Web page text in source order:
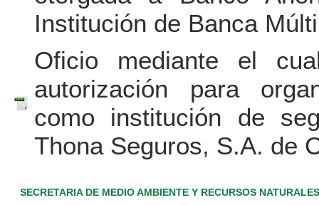
Institución de Banca
Oficio mediante el
autorización para
como institución de
Thona Seguros, S.A. de
SECRETARIA DE MEDIO AMBIENTE Y RECURSOS